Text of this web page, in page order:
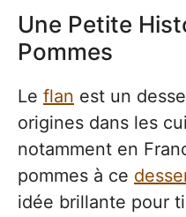
Une Petite
Pommes
Le flan est un
origines dans les
notamment en
pommes à ce
idée brillante pour